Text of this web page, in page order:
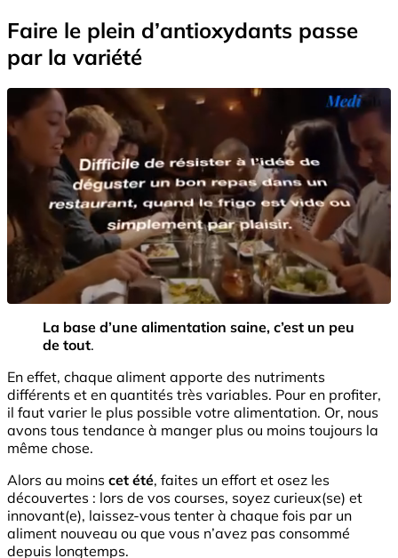
Faire le plein d’antioxydants passe
par la variété
La base d’une alimentation saine, c’est un peu
de tout.
En effet, chaque aliment apporte des nutriments
différents et en quantités très variables. Pour en profiter,
il faut varier le plus possible votre alimentation. Or, nous
avons tous tendance à manger plus ou moins toujours la
même chose.
Alors au moins cet été, faites un effort et osez les
découvertes : lors de vos courses, soyez curieux(se) et
innovant(e), laissez-vous tenter à chaque fois par un
aliment nouveau ou que vous n’avez pas consommé
depuis longtemps.